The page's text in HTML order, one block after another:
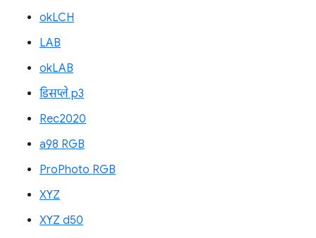
okLCH
LAB
okLAB
डिसप्ले p3
Rec2020
a98 RGB
ProPhoto RGB
XYZ
XYZ d50